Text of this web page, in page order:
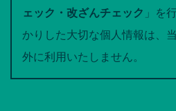
ェック・改ざんチェック 」を
かりした大切な個人情報は、
外に利用いたしません。